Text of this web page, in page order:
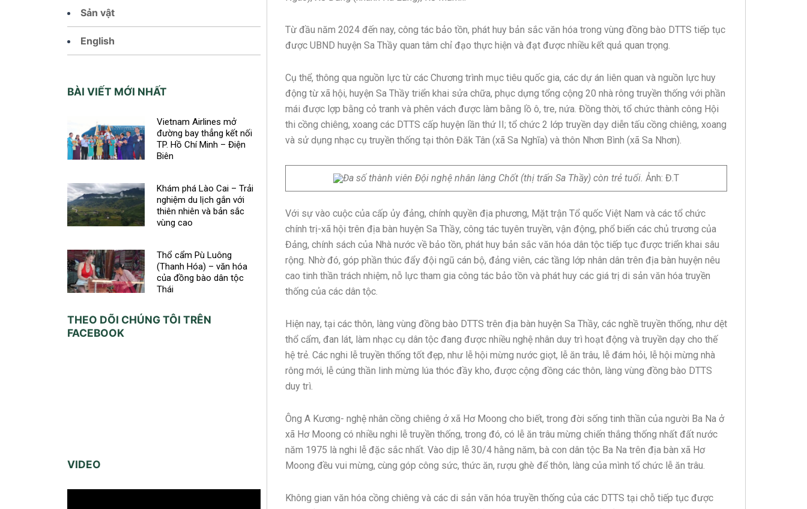
Sản vật
English
BÀI VIẾT MỚI NHẤT
Vietnam Airlines mở
đường bay thẳng kết nối
TP. Hồ Chí Minh – Điện
Biên
Khám phá Lào Cai – Trải
nghiệm du lịch gắn với
thiên nhiên và bản sắc
vùng cao
Thổ cẩm Pù Luông
(Thanh Hóa) – văn hóa
của đồng bào dân tộc
Thái
THEO DÕI CHÚNG TÔI TRÊN
FACEBOOK
VIDEO
Từ đầu năm 2024 đến nay, công tác bảo tồn, phát huy bản sắc văn hóa trong vùng đồng bào DTTS tiếp tục
được UBND huyện Sa Thầy quan tâm chỉ đạo thực hiện và đạt được nhiều kết quả quan trọng.
Cụ thể, thông qua nguồn lực từ các Chương trình mục tiêu quốc gia, các dự án liên quan và nguồn lực huy
động từ xã hội, huyện Sa Thầy triển khai sửa chữa, phục dựng tổng cộng 20 nhà rông truyền thống với phần
mái được lợp bằng cỏ tranh và phên vách được làm bằng lồ ô, tre, nứa. Đồng thời, tổ chức thành công Hội
thi cồng chiêng, xoang các DTTS cấp huyện lần thứ II; tổ chức 2 lớp truyền dạy diễn tấu cồng chiêng, xoang
và sử dụng nhạc cụ truyền thống tại thôn Đăk Tân (xã Sa Nghĩa) và thôn Nhơn Bình (xã Sa Nhơn).
Đa số thành viên Đội nghệ nhân làng Chốt (thị trấn Sa Thầy) còn trẻ tuổi. Ảnh: Đ.T
Với sự vào cuộc của cấp ủy đảng, chính quyền địa phương, Mặt trận Tổ quốc Việt Nam và các tổ chức
chính trị-xã hội trên địa bàn huyện Sa Thầy, công tác tuyên truyền, vận động, phổ biến các chủ trương của
Đảng, chính sách của Nhà nước về bảo tồn, phát huy bản sắc văn hóa dân tộc tiếp tục được triển khai sâu
rộng. Nhờ đó, góp phần thúc đẩy đội ngũ cán bộ, đảng viên, các tầng lớp nhân dân trên địa bàn huyện nêu
cao tinh thần trách nhiệm, nỗ lực tham gia công tác bảo tồn và phát huy các giá trị di sản văn hóa truyền
thống của các dân tộc.
Hiện nay, tại các thôn, làng vùng đồng bào DTTS trên địa bàn huyện Sa Thầy, các nghề truyền thống, như dệt
thổ cẩm, đan lát, làm nhạc cụ dân tộc đang được nhiều nghệ nhân duy trì hoạt động và truyền dạy cho thế
hệ trẻ. Các nghi lễ truyền thống tốt đẹp, như lễ hội mừng nước giọt, lễ ăn trâu, lễ đám hỏi, lễ hội mừng nhà
rông mới, lễ cúng thần linh mừng lúa thóc đầy kho, được cộng đồng các thôn, làng vùng đồng bào DTTS
duy trì.
Ông A Kương- nghệ nhân cồng chiêng ở xã Hơ Moong cho biết, trong đời sống tinh thần của người Ba Na ở
xã Hơ Moong có nhiều nghi lễ truyền thống, trong đó, có lễ ăn trâu mừng chiến thắng thống nhất đất nước
năm 1975 là nghi lễ đặc sắc nhất. Vào dịp lễ 30/4 hằng năm, bà con dân tộc Ba Na trên địa bàn xã Hơ
Moong đều vui mừng, cùng góp công sức, thức ăn, rượu ghè để thôn, làng của mình tổ chức lễ ăn trâu.
Không gian văn hóa cồng chiêng và các di sản văn hóa truyền thống của các DTTS tại chỗ tiếp tục được